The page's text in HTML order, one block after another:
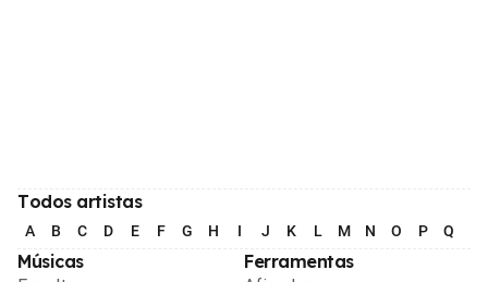
Todos artistas
A B C D E F G H I J K L M N O P Q
Músicas Ferramentas